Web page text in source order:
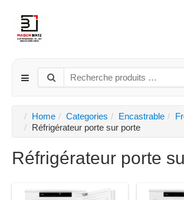
Home Categories Encastrable
Réfrigérateur porte sur porte
Réfrigérateur porte